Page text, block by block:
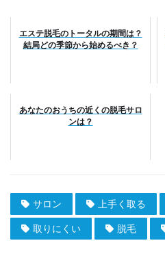
エステ脱毛のトータルの期間は？
結局どの季節から始めるべき？
あなたのおうちの近くの脱毛サロ
ンは？
サロン 上手く取る
取りにくい
脱毛